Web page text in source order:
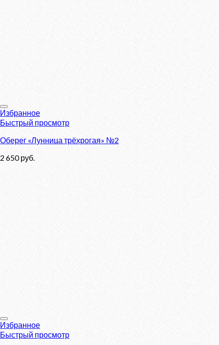
Избранное
Быстрый просмотр
Оберег «Лунница трёхрогая» №2
2 650руб.
Избранное
Быстрый просмотр